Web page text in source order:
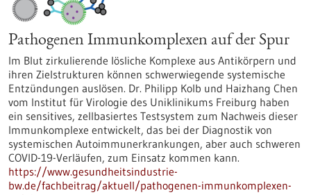
Pathogenen Immunkomplexen auf der Spur
Im Blut zirkulierende lösliche Komplexe aus Antikörpern und
ihren Zielstrukturen können schwerwiegende systemische
Entzündungen auslösen. Dr. Philipp Kolb und Haizhang Chen
vom Institut für Virologie des Uniklinikums Freiburg haben
ein sensitives, zellbasiertes Testsystem zum Nachweis dieser
Immunkomplexe entwickelt, das bei der Diagnostik von
systemischen Autoimmunerkrankungen, aber auch schweren
COVID-19-Verläufen, zum Einsatz kommen kann.
https://www.gesundheitsindustrie-
bw.de/fachbeitrag/aktuell/pathogenen-immunkomplexen-